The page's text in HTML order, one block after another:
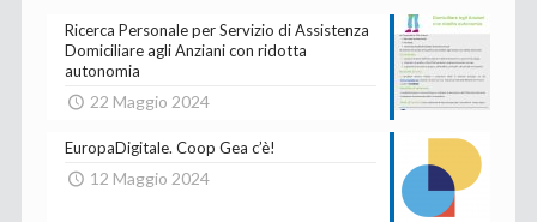
Ricerca Personale per Servizio di Assistenza
Domiciliare agli Anziani con ridotta
autonomia
22 Maggio 2024
EuropaDigitale. Coop Gea c’è!
12 Maggio 2024